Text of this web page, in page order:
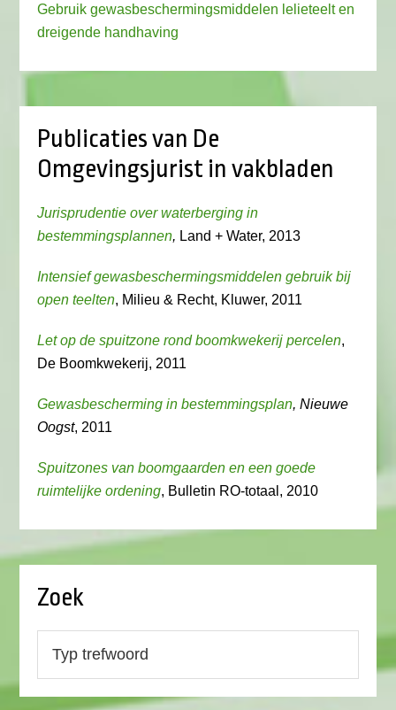
Gebruik gewasbeschermingsmiddelen lelieteelt en
dreigende handhaving
Publicaties van De
Omgevingsjurist in vakbladen
Jurisprudentie over waterberging in
bestemmingsplannen, Land + Water, 2013
Intensief gewasbeschermingsmiddelen gebruik bij
open teelten, Milieu & Recht, Kluwer, 2011
Let op de spuitzone rond boomkwekerij percelen,
De Boomkwekerij, 2011
Gewasbescherming in bestemmingsplan, Nieuwe
Oogst, 2011
Spuitzones van boomgaarden en een goede
ruimtelijke ordening, Bulletin RO-totaal, 2010
Zoek